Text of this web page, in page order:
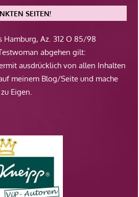
SEITEN!
Hamburg, Az. 312 O 85/98
abgehen gilt:
ausdrücklich von allen Inhalten
meinem Blog/Seite und mache
Eigen.